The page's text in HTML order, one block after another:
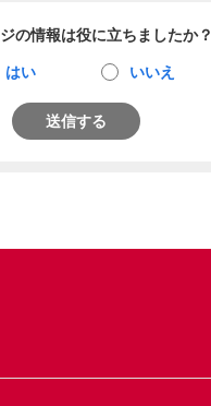
の情報は役に立ちましたか？
はい いいえ
送信する